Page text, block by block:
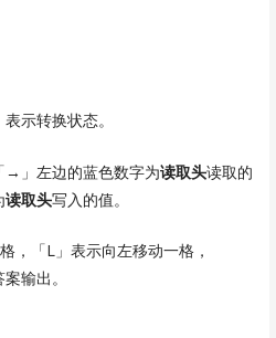
示转换状态。
→」左边的蓝色数字为读取头读取的
读取头写入的值。
，「L」表示向左移动一格，
输出。